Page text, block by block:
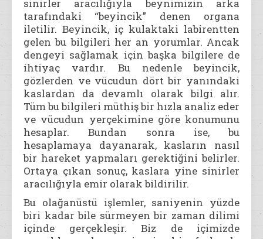
sinirler aracılığıyla beynimizin arka
tarafındaki “beyincik” denen organa
iletilir. Beyincik, iç kulaktaki labirentten
gelen bu bilgileri her an yorumlar. Ancak
dengeyi sağlamak için başka bilgilere de
ihtiyaç vardır. Bu nedenle beyincik,
gözlerden ve vücudun dört bir yanındaki
kaslardan da devamlı olarak bilgi alır.
Tüm bu bilgileri müthiş bir hızla analiz eder
ve vücudun yerçekimine göre konumunu
hesaplar. Bundan sonra ise, bu
hesaplamaya dayanarak, kasların nasıl
bir hareket yapmaları gerektiğini belirler.
Ortaya çıkan sonuç, kaslara yine sinirler
aracılığıyla emir olarak bildirilir.
Bu olağanüstü işlemler, saniyenin yüzde
biri kadar bile sürmeyen bir zaman dilimi
içinde gerçekleşir. Biz de içimizde